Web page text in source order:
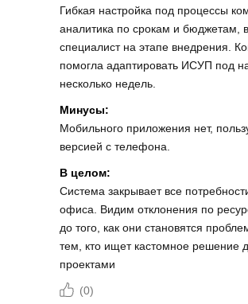
Гибкая настройка под процессы
аналитика по срокам и бюджетам,
специалист на этапе внедрения.
помогла адаптировать ИСУП под
несколько недель.
Минусы:
Мобильного приложения нет,
версией с телефона.
В целом:
Система закрывает все
офиса. Видим отклонения по
до того, как они становятся
тем, кто ищет кастомное решение
проектами
(0)